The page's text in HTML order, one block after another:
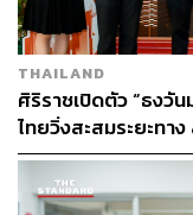
“แม้หลายอย่างจะเป
คือความตั้งใจเดิม ศ
136 ปี ศิริราชเป็นโ
ช่วยชีวิตและทำให้คุ
ถึงจะเป็นโรงพยาบ
THAILAND
ศิริราชเปิดตัว “ธงวั
ไทยวิ่งสะสมระยะทา
เนื่องในวันมหิดล ประ